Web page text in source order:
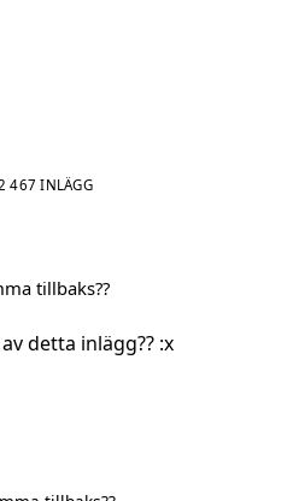
467 INLÄGG
tillbaks??
detta inlägg?? :x